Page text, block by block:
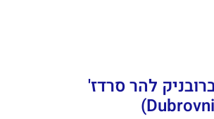
להר סרדז'